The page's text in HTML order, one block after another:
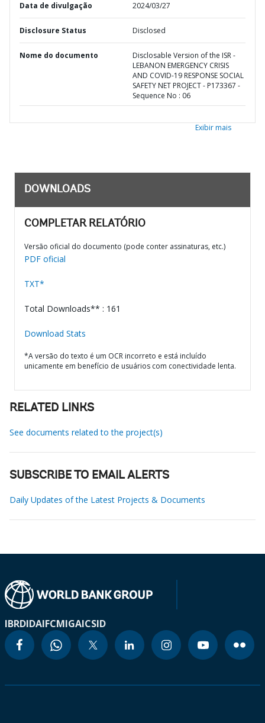
Data de divulgação 2024/03/27
Disclosure Status Disclosed
Nome do documento
Disclosable Version of the ISR -
LEBANON EMERGENCY CRISIS
AND COVID-19 RESPONSE SOCIAL
SAFETY NET PROJECT - P173367 -
Sequence No : 06
Exibir mais
DOWNLOADS
COMPLETAR RELATÓRIO
Versão oficial do documento (pode conter assinaturas, etc.)
PDF oficial
TXT*
Total Downloads** : 161
Download Stats
*A versão do texto é um OCR incorreto e está incluído
unicamente em benefício de usuários com conectividade lenta.
RELATED LINKS
See documents related to the project(s)
SUBSCRIBE TO EMAIL ALERTS
Daily Updates of the Latest Projects & Documents
IBRDIDAIFCMIGAICSID